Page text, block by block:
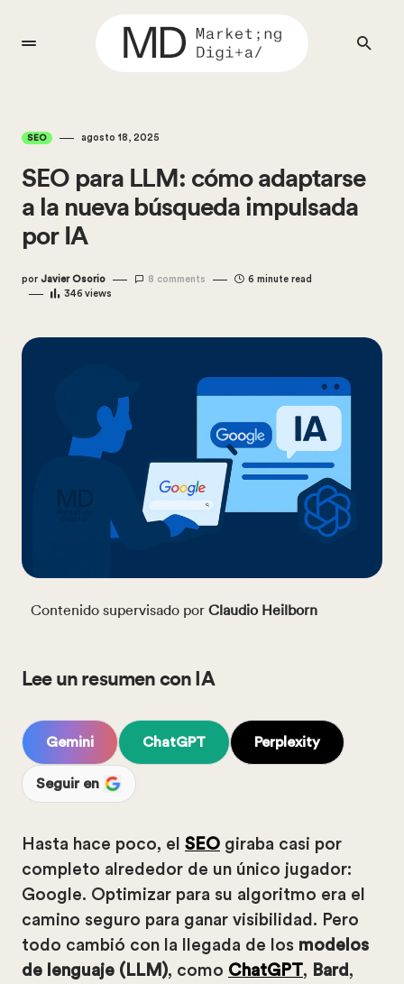
SEO agosto 18, 2025
SEO para LLM: cómo adaptarse
a la nueva búsqueda impulsada
por IA
por Javier Osorio 8 comments
6 minute read
346 views
Contenido supervisado por Claudio Heilborn
Lee un resumen con IA
Gemini ChatGPT Perplexity
Seguir en
Hasta hace poco, el SEO giraba casi por
completo alrededor de un único jugador:
Google. Optimizar para su algoritmo era el
camino seguro para ganar visibilidad. Pero
todo cambió con la llegada de los modelos
de lenguaje (LLM), como ChatGPT, Bard,